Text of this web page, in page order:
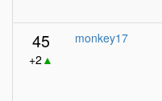
45
+2 ▲
monkey17